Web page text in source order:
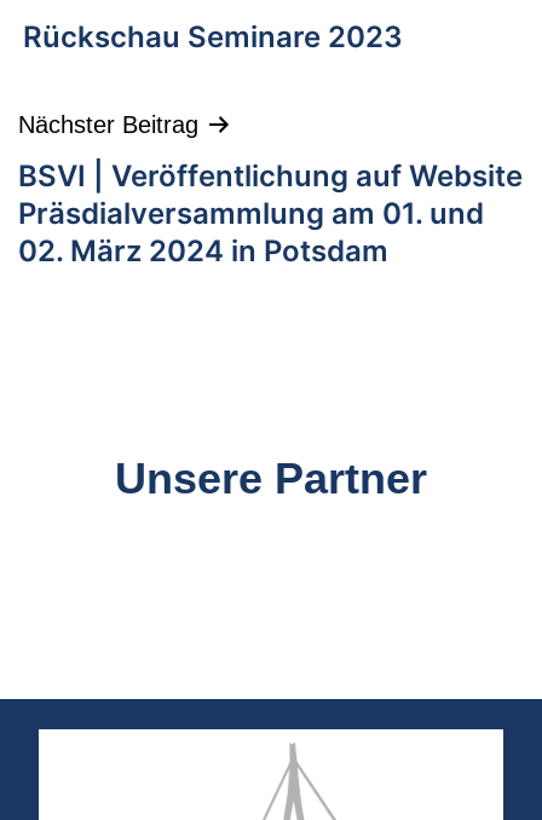
Rückschau Seminare 2023
Nächster Beitrag
BSVI | Veröffentlichung auf Website
Präsdialversammlung am 01. und
02. März 2024 in Potsdam
Unsere Partner​